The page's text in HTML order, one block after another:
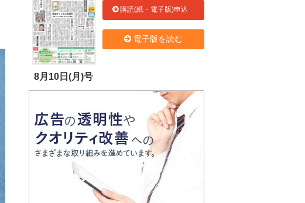
8月10日(月)号
購読(紙・電子版)申込
電子版を読む